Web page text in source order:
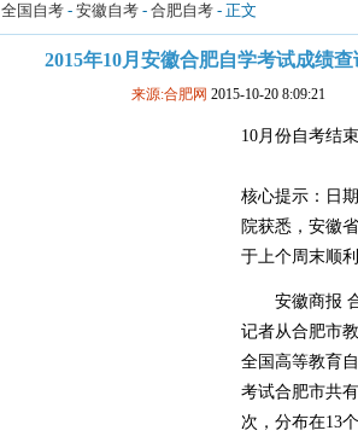
全国自考 - 安徽自考 - 合肥自考 - 正文
2015年10月安徽合肥自学考试成绩
来源:合肥网 2015-10-20 8:09:21
10月份自考结
核心提示：日
院获悉，安徽
于上个周末顺
安徽商报 合
记者从合肥市
全国高等教育
考试合肥市共
次，分布在13